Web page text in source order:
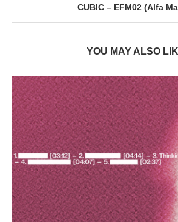
CUBIC – EFM02 (Alfa
YOU MAY ALSO